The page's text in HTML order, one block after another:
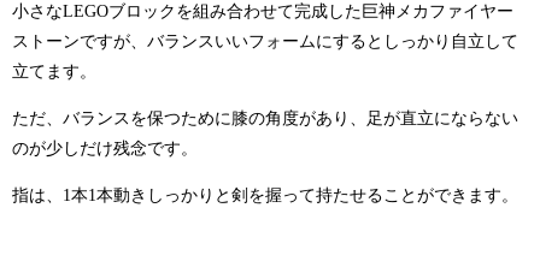
小さなLEGOブロックを組み合わせて完成した巨神メカファイヤー
ストーンですが、バランスいいフォームにするとしっかり自立して
立てます。
ただ、バランスを保つために膝の角度があり、足が直立にならない
のが少しだけ残念です。
指は、1本1本動きしっかりと剣を握って持たせることができます。